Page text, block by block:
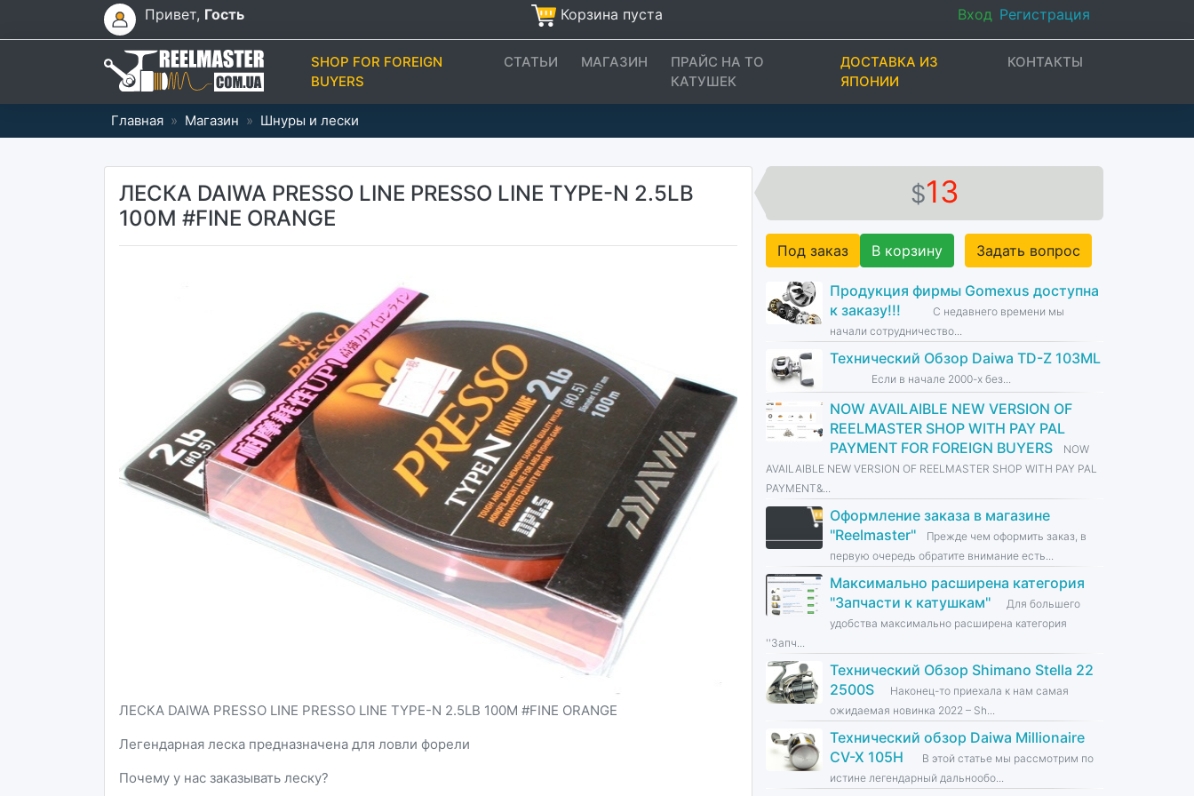
Привет, Гость Корзина пуста Вход Регистрация
SHOP FOR FOREIGN
BUYERS
СТАТЬИ МАГАЗИН
ПРАЙС НА ТО
КАТУШЕК
ДОСТАВКА ИЗ
ЯПОНИИ
КОНТАКТЫ
Главная » Магазин » Шнуры и лески
$13
Под заказ В корзину Задать вопрос
Продукция фирмы Gomexus доступна
к заказу!!!
С недавнего времени мы
начали сотрудничество...
Технический Обзор Daiwa TD-Z 103ML
Если в начале 2000-х без...
NOW AVAILAIBLE NEW VERSION OF
REELMASTER SHOP WITH PAY PAL
PAYMENT FOR FOREIGN BUYERS
NOW
AVAILAIBLE NEW VERSION OF REELMASTER SHOP WITH PAY PAL
PAYMENT&...
Оформление заказа в магазине
''Reelmaster''
Прежде чем оформить заказ, в
первую очередь обратите внимание есть...
Максимально расширена категория
''Запчасти к катушкам''
Для большего
удобства максимально расширена категория
''Запч...
Технический Обзор Shimano Stella 22
2500S
Наконец-то приехала к нам самая
ожидаемая новинка 2022 – Sh...
Технический обзор Daiwa Millionaire
CV-X 105H
В этой статье мы рассмотрим по
истине легендарный дальнообо...
ЛЕСКА DAIWA PRESSO LINE PRESSO LINE TYPE-N 2.5LB
100M #FINE ORANGE
ЛЕСКА DAIWA PRESSO LINE PRESSO LINE TYPE-N 2.5LB 100M #FINE ORANGE
Легендарная леска предназначена для ловли форели
Почему у нас заказывать леску?